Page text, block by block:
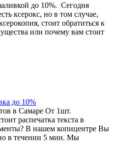
до 10%. Сегодня
ксерокс, но в том случае,
стоит обратиться к
или почему вам стоит
до 10%
в Самаре От 1шт.
распечатка текста в
В нашем копицентре Вы
в течении 5 мин. Мы